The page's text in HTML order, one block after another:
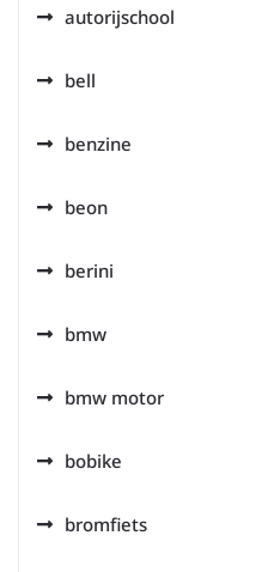
autorijschool
bell
benzine
beon
berini
bmw
bmw motor
bobike
bromfiets